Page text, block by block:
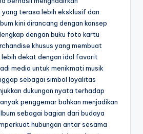
terasa lebih eksklusif dan
kini dirancang dengan konsep
dengan buku foto kartu
khusus yang membuat
dekat dengan idol favorit
media untuk menikmati musik
sebagai simbol loyalitas
dukungan nyata terhadap
penggemar bahkan menjadikan
sebagai bagian dari budaya
hubungan antar sesama